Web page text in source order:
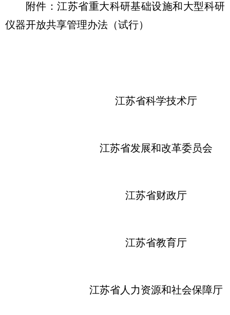
附件：江苏省重大科研基础设施和大型科研
仪器开放共享管理办法（试行）
江苏省科学技术厅
江苏省发展和改革委员会
江苏省财政厅
江苏省教育厅
江苏省人力资源和社会保障厅